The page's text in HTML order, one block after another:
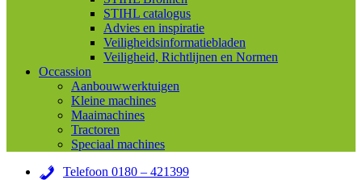
STIHL catalogus
Advies en inspiratie
Veiligheidsinformatiebladen
Veiligheid, Richtlijnen en Normen
Occassion
Aanbouwwerktuigen
Kleine machines
Maaimachines
Tractoren
Speciaal machines
Telefoon 0180 – 421399